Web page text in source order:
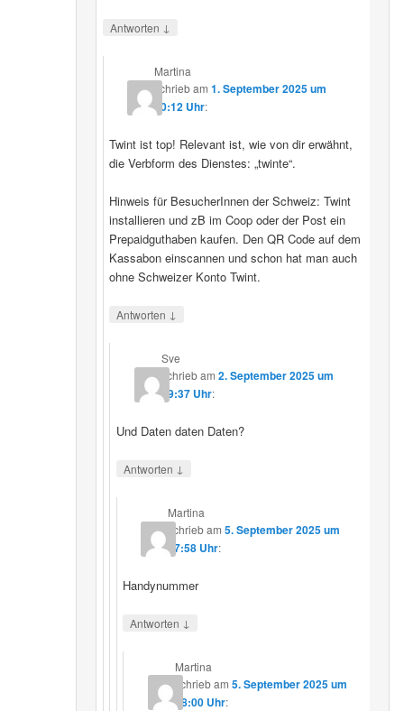
Antworten ↓
Martina
schriebam1. September 2025 um
20:12 Uhr:
Twint ist top! Relevant ist, wie von dir erwähnt,
die Verbform des Dienstes: „twinte“.
Hinweis für BesucherInnen der Schweiz: Twint
installieren und zB im Coop oder der Post ein
Prepaidguthaben kaufen. Den QR Code auf dem
Kassabon einscannen und schon hat man auch
ohne Schweizer Konto Twint.
Antworten ↓
Sve
schriebam 2. September 2025 um
19:37 Uhr:
Und Daten daten Daten?
Antworten ↓
Martina
schriebam5. September 2025 um
17:58 Uhr:
Handynummer
Antworten ↓
Martina
schriebam 5. September 2025 um
18:00 Uhr: